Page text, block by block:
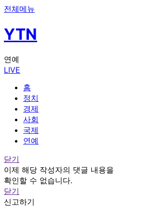
전체메뉴
YTN
연예
LIVE
홈
정치
경제
사회
국제
연예
닫기
이제 해당 작성자의 댓글 내용을
확인할 수 없습니다.
닫기
신고하기